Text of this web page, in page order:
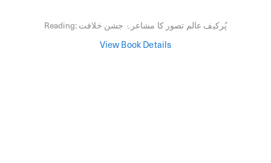
Reading:پُرکیف عالم تصور کا مشاعرۂ جشن خلافت
View Book Details